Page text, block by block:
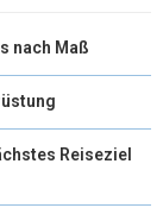
nach Maß
Reiseziel